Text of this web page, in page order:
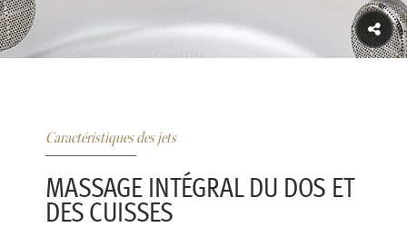
Caractéristiques des jets
MASSAGE INTÉGRAL DU DOS ET
DES CUISSES